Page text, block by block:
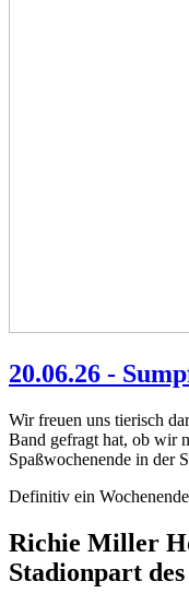
20.06.26 -
Wir freuen uns tierisch
Band gefragt hat, ob wir
Spaßwochenende in der
Definitiv ein
Richie Miller
Stadionpart